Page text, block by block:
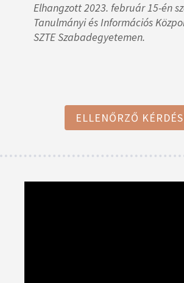
Elhangzott 2023. február 15-én
Tanulmányi és Információs
SZTE Szabadegyetemen.
ELLENŐRZŐ